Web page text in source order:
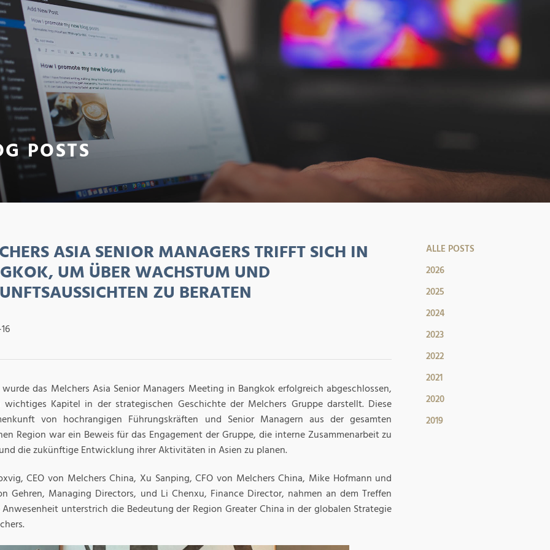
POSTS
ALLE POSTS
2026
2025
2024
2023
2022
2021
2020
2019
ASIA SENIOR MANAGERS TRIFFT SICH IN
UM ÜBER WACHSTUM UND
ZU BERATEN
wurde das Melchers Asia Senior Managers Meeting in Bangkok erfolgreich abgeschlossen,
Kapitel in der strategischen Geschichte der Melchers Gruppe darstellt. Diese
von hochrangigen Führungskräften und Senior Managern aus der gesamten
Region war ein Beweis für das Engagement der Gruppe, die interne Zusammenarbeit zu
die zukünftige Entwicklung ihrer Aktivitäten in Asien zu planen.
CEO von Melchers China, Xu Sanping, CFO von Melchers China, Mike Hofmann und
Gehren, Managing Directors, und Li Chenxu, Finance Director, nahmen an dem Treffen
unterstrich die Bedeutung der Region Greater China in der globalen Strategie